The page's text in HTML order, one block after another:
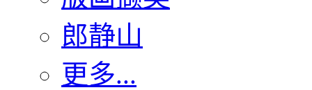
郎静山
更多...